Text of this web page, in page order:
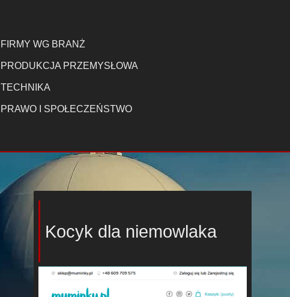
FIRMY WG BRANŻ
PRODUKCJA PRZEMYSŁOWA
TECHNIKA
PRAWO I SPOŁECZEŃSTWO
Kocyk dla niemowlaka